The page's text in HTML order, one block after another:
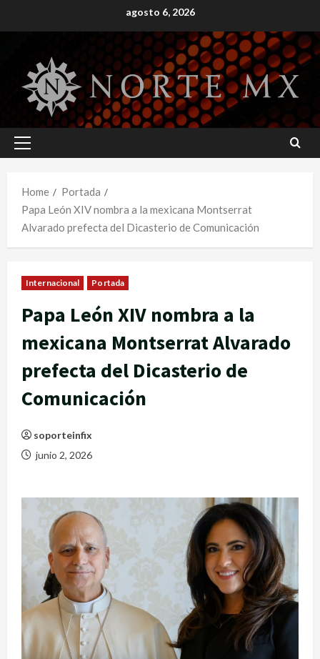
to
agosto 6, 2026
Primary
Home
Portada
Papa León XIV nombra a la mexicana Montserrat
Alvarado prefecta del Dicasterio de Comunicación
Internacional Portada
Papa León XIV nombra a la
mexicana Montserrat Alvarado
prefecta del Dicasterio de
Comunicación
soporteinfix
junio 2, 2026